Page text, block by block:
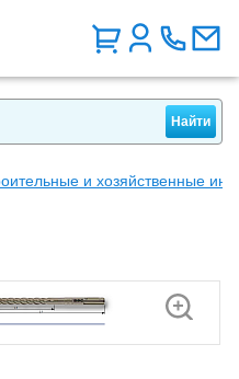
и хозяйственные